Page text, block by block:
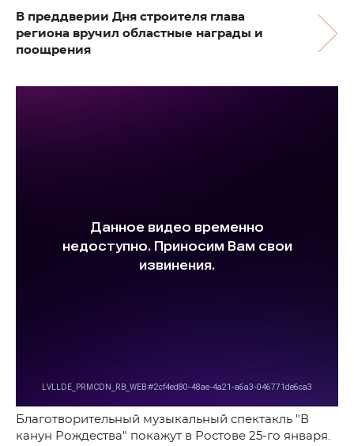
В преддверии Дня строителя глава
региона вручил областные награды и
поощрения
Благотворительный музыкальный спектакль "В
канун Рождества" покажут в Ростове 25-го января.